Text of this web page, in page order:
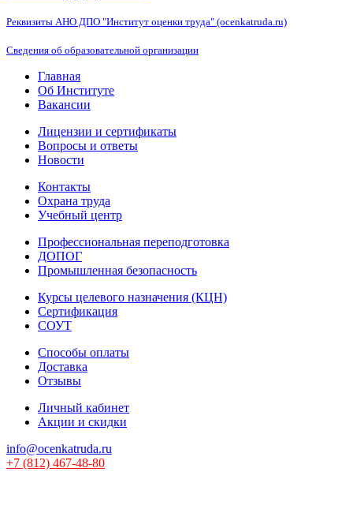
Реквизиты АНО ДПО "Институт оценки труда" (ocenkatruda.ru)
Сведения об образовательной организации
Главная
Об Институте
Вакансии
Лицензии и сертификаты
Вопросы и ответы
Новости
Контакты
Охрана труда
Учебный центр
Профессиональная переподготовка
ДОПОГ
Промышленная безопасность
Курсы целевого назначения (КЦН)
Сертификация
СОУТ
Способы оплаты
Доставка
Отзывы
Личный кабинет
Акции и скидки
info@ocenkatruda.ru
+7 (812) 467-48-80